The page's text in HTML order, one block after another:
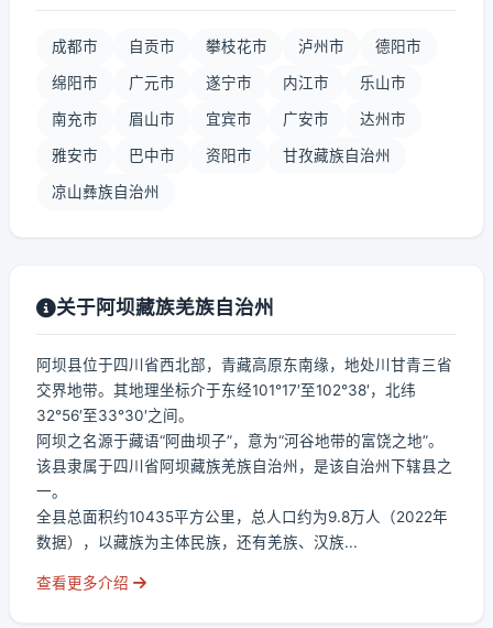
成都市 自贡市 攀枝花市 泸州市 德阳市
绵阳市 广元市 遂宁市 内江市 乐山市
南充市 眉山市 宜宾市 广安市 达州市
雅安市 巴中市 资阳市 甘孜藏族自治州
凉山彝族自治州
关于阿坝藏族羌族自治州
阿坝县位于四川省西北部，青藏高原东南缘，地处川甘青三省
交界地带。其地理坐标介于东经101°17′至102°38′，北纬
32°56′至33°30′之间。
阿坝之名源于藏语“阿曲坝子”，意为“河谷地带的富饶之地”。
该县隶属于四川省阿坝藏族羌族自治州，是该自治州下辖县之
一。
全县总面积约10435平方公里，总人口约为9.8万人（2022年
数据），以藏族为主体民族，还有羌族、汉族...
查看更多介绍